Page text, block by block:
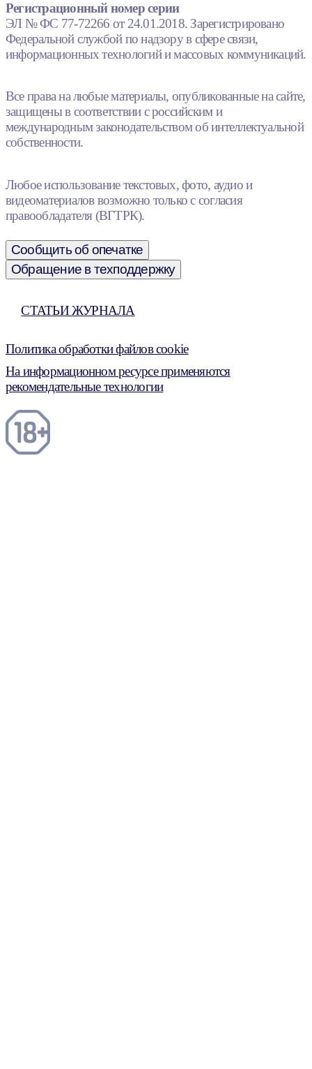
Регистрационный номер серии
ЭЛ № ФС 77-72266 от 24.01.2018. Зарегистрировано
Федеральной службой по надзору в сфере связи,
информационных технологий и массовых коммуникаций.
Все права на любые материалы, опубликованные на сайте,
защищены в соответствии с российским и
международным законодательством об интеллектуальной
собственности.
Любое использование текстовых, фото, аудио и
видеоматериалов возможно только с согласия
правообладателя (ВГТРК).
Сообщить об опечатке
Обращение в техподдержку
СТАТЬИ ЖУРНАЛА
Политика обработки файлов cookie
На информационном ресурсе применяются
рекомендательные технологии